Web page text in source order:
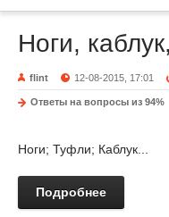
Ноги,
flint 12-08-2015, 17:01
Ответы на вопросы из 94%
Ноги; Туфли; Каблук...
Подробнее